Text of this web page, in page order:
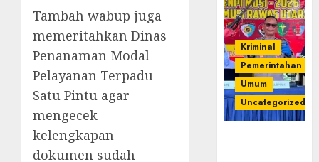
Tambah wabup juga
memeritahkan Dinas
Penanaman Modal
Pelayanan Terpadu
Satu Pintu agar
mengecek
kelengkapan
dokumen sudah
Kriminal
Pemerintahan
Umum
Uncategorized